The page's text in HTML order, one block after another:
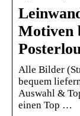
Motiven
Alle Bilder
bequem
Auswahl &
einen Top …